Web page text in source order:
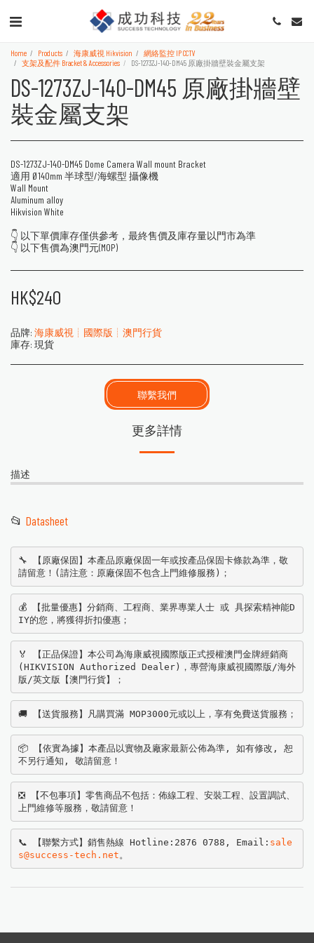
Home Products 海康威視 Hikvision
網絡監控 IP CCTV
支架及配件 Bracket & Accessories
DS-1273ZJ-140-DM45 原廠掛牆壁裝金屬支架
DS-1273ZJ-140-DM45 原廠掛牆壁
裝金屬支架
DS-1273ZJ-140-DM45 Dome Camera Wall mount Bracket
適用 Ø140mm 半球型/海螺型 攝像機
Wall Mount
Aluminum alloy
Hikvision White
👇 以下單價庫存僅供參考，最終售價及庫存量以門市為準
👇 以下售價為澳門元(MOP)
HK$240
品牌: 海康威視┊國際版┊澳門行貨
庫存: 現貨
聯繫我們
更多詳情
描述
📂 Datasheet
🔧 【原廠保固】本產品原廠保固一年或按產品保固卡條款為準，敬
請留意！(請注意：原廠保固不包含上門維修服務)；
💰 【批量優惠】分銷商、工程商、業界專業人士 或 具探索精神能D
IY的您，將獲得折扣優惠；
🏅 【正品保證】本公司為海康威視國際版正式授權澳門金牌經銷商
(HIKVISION Authorized Dealer)，專營海康威視國際版/海外
版/英文版【澳門行貨】；
🚚 【送貨服務】凡購買滿 MOP3000元或以上，享有免費送貨服務；
📦 【依實為據】本產品以實物及廠家最新公佈為準, 如有修改, 恕
不另行通知, 敬請留意！
❎ 【不包事項】零售商品不包括：佈線工程、安裝工程、設置調試、
上門維修等服務，敬請留意！
📞 【聯繫方式】銷售熱線 Hotline:2876 0788, Email: sale
s@success-tech.net 。